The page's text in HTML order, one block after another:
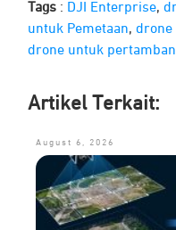
Tags : DJI Enterprise,
untuk Pemetaan, drone
drone untuk
Artikel Terkait:
August 6, 2026